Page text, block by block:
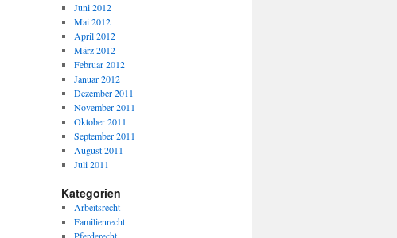
Juni 2012
Mai 2012
April 2012
März 2012
Februar 2012
Januar 2012
Dezember 2011
November 2011
Oktober 2011
September 2011
August 2011
Juli 2011
Kategorien
Arbeitsrecht
Familienrecht